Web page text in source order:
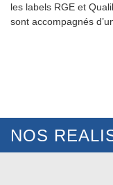
les labels RGE et
sont accompagnés
NOS